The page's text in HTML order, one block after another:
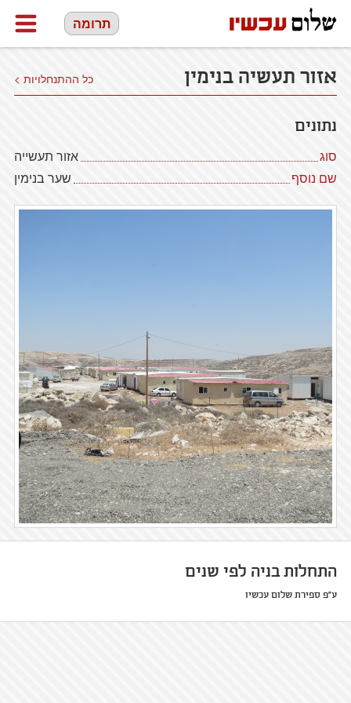
תרומה
אזור תעשיה בנימין כל ההתנחלויות >
נתונים
סוג
אזור תעשייה
שם נוסף
שער בנימין
התחלות בניה לפי שנים
ע"פ ספירת שלום עכשיו